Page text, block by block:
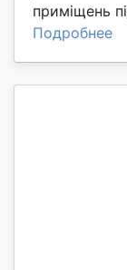
приміщень
Подробнее